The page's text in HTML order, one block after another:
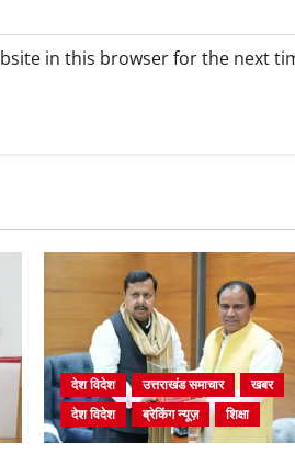
in this browser for the next
देश विदेश उत्तराखंड समाचार
खबर
देश विदेश
ब्रेकिंग न्यूज़ शिक्षा